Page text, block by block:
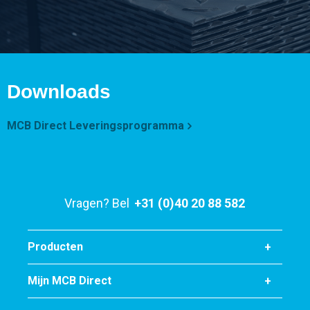
Downloads
MCB Direct Leveringsprogramma
Vragen? Bel +31 (0)40 20 88 582
Producten
Mijn MCB Direct